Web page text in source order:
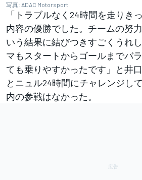
写真: ADAC Motorsport
「トラブルなく24時間を走りき
内容の優勝でした。チームの努
いう結果に結びつきすごくうれ
マもスタートからゴールまでバ
ても乗りやすかったです」と井
とニュル24時間にチャレンジし
内の参戦はなかった。